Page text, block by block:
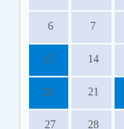
6 7
13 14
20 21
27 28